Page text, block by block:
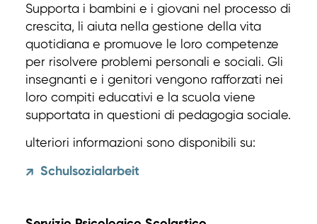
Supporta i bambini e i giovani nel processo di
crescita, li aiuta nella gestione della vita
quotidiana e promuove le loro competenze
per risolvere problemi personali e sociali. Gli
insegnanti e i genitori vengono rafforzati nei
loro compiti educativi e la scuola viene
supportata in questioni di pedagogia sociale.
ulteriori informazioni sono disponibili su:
↗ Schulsozialarbeit